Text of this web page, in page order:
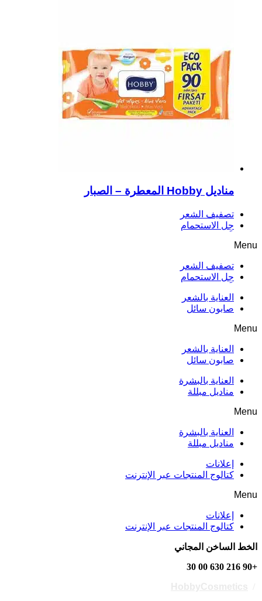
مناديل Hobby المعطرة – الصبار
تصفيف الشعر
جِل الاستحمام
Menu
تصفيف الشعر
جِل الاستحمام
العناية بالشعر
صابون سائل
Menu
العناية بالشعر
صابون سائل
العناية بالبشرة
مناديل مبللة
Menu
العناية بالبشرة
مناديل مبللة
إعلانات
كتالوج المنتجات عبر الإنترنت
Menu
إعلانات
كتالوج المنتجات عبر الإنترنت
الخط الساخن المجاني
+90 216 630 00 30